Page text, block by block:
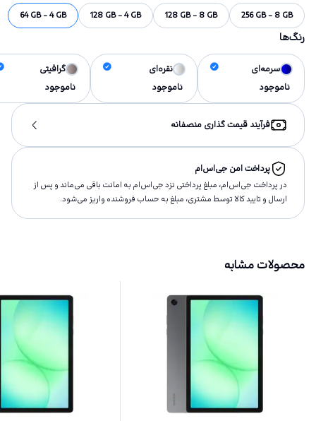
256 GB - 8 GB
128 GB - 8 GB
128 GB - 4 GB
64 GB - 4 GB
رنگ‌ها
سرمه‌ای
ناموجود
نقره‌ای
ناموجود
گرافیتی
ناموجود
فرآیند قیمت گذاری منصفانه
پرداخت امن جی‌اس‌ام
در پرداخت جی‌اس‌ام، مبلغ پرداختى نزد جی‌اس‌ام به امانت باقى مى‌ماند و پس از
ارسال و تاييد كالا توسط مشتری، مبلغ به حساب فروشنده واريز مى‌شود.
محصولات مشابه